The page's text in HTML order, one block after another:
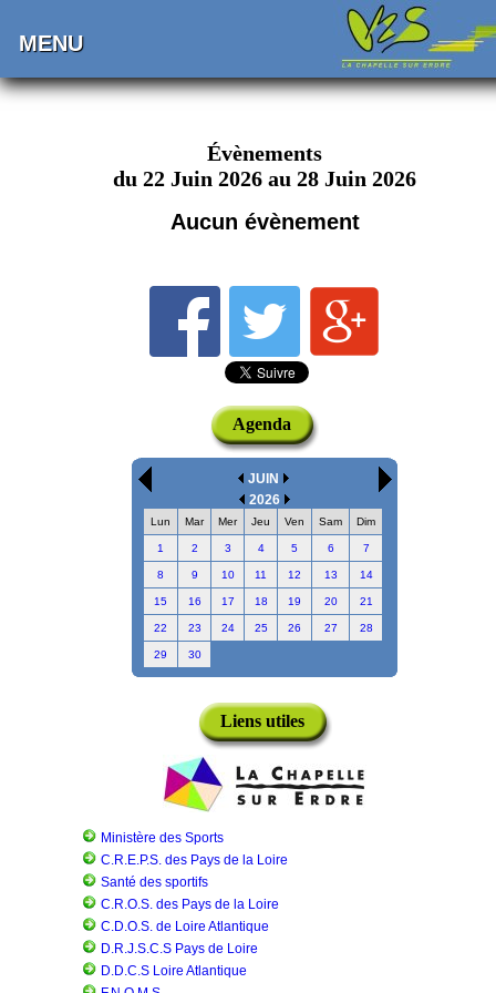
MENU
Évènements
du 22 Juin 2026 au 28 Juin 2026
Aucun évènement
Agenda
JUIN
2026
Lun Mar Mer Jeu Ven Sam Dim
1 2 3 4 5 6 7
8 9 10 11 12 13 14
15 16 17 18 19 20 21
22 23 24 25 26 27 28
29 30
Liens utiles
Ministère des Sports
C.R.E.P.S. des Pays de la Loire
Santé des sportifs
C.R.O.S. des Pays de la Loire
C.D.O.S. de Loire Atlantique
D.R.J.S.C.S Pays de Loire
D.D.C.S Loire Atlantique